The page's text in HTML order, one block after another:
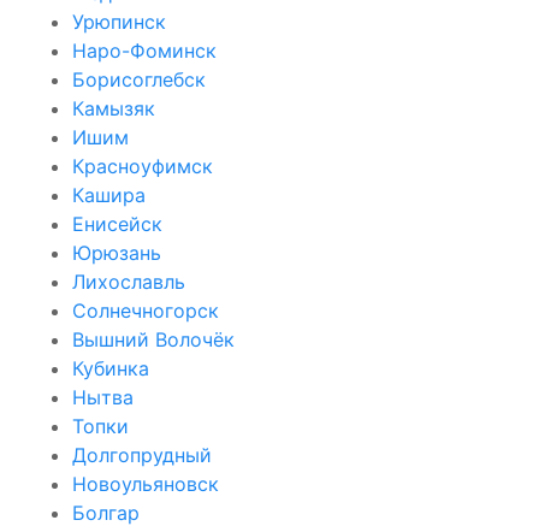
Урюпинск
Наро-Фоминск
Борисоглебск
Камызяк
Ишим
Красноуфимск
Кашира
Енисейск
Юрюзань
Лихославль
Солнечногорск
Вышний Волочёк
Кубинка
Нытва
Топки
Долгопрудный
Новоульяновск
Болгар